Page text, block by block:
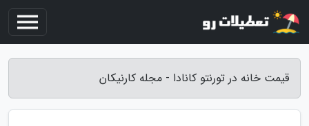
قیمت خانه در تورنتو کانادا - مجله کارنیکان